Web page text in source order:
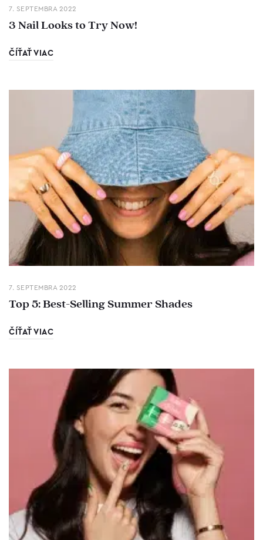
7. SEPTEMBRA 2022
3 Nail Looks to Try Now!
ČÍŤAŤ VIAC
7. SEPTEMBRA 2022
Top 5: Best-Selling Summer Shades
ČÍŤAŤ VIAC